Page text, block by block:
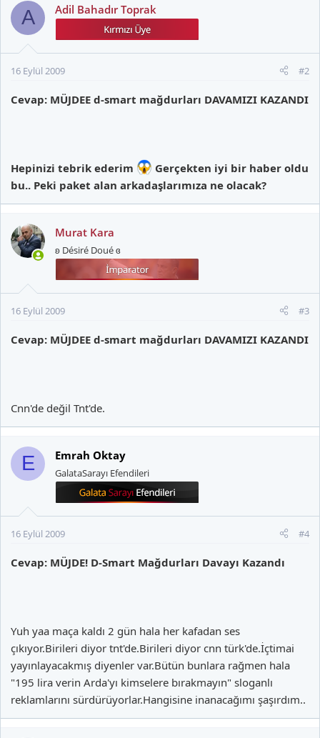
A Adil Bahadır Toprak
16 Eylül 2009 #2
Cevap: MÜJDEE d-smart mağdurları DAVAMIZI KAZANDI
Hepinizi tebrik ederim
Gerçekten iyi bir haber oldu
bu.. Peki paket alan arkadaşlarımıza ne olacak?
Murat Kara
ʚ Désiré Doué ɞ
16 Eylül 2009 #3
Cevap: MÜJDEE d-smart mağdurları DAVAMIZI KAZANDI
Cnn'de değil Tnt'de.
E Emrah Oktay
GalataSarayı Efendileri
16 Eylül 2009 #4
Cevap: MÜJDE! D-Smart Mağdurları Davayı Kazandı
Yuh yaa maça kaldı 2 gün hala her kafadan ses
çıkıyor.Birileri diyor tnt'de.Birileri diyor cnn türk'de.İçtimai
yayınlayacakmış diyenler var.Bütün bunlara rağmen hala
"195 lira verin Arda'yı kimselere bırakmayın" sloganlı
reklamlarını sürdürüyorlar.Hangisine inanacağımı şaşırdım..